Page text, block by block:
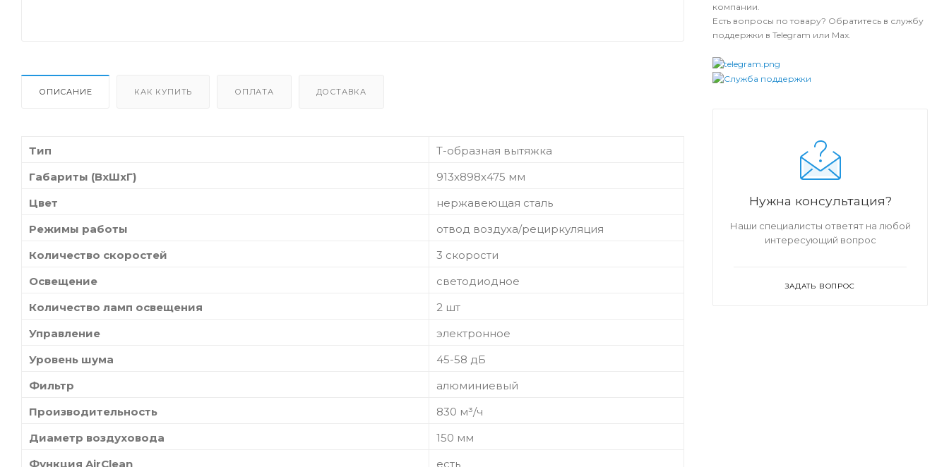
ОПИСАНИЕ КАК КУПИТЬ ОПЛАТА ДОСТАВКА
Тип
Т-образная вытяжка
Габариты (ВхШхГ)
913х898х475 мм
Цвет
нержавеющая сталь
Режимы работы
отвод воздуха/рециркуляция
Количество скоростей
3 скорости
Освещение
светодиодное
Количество ламп освещения
2 шт
Управление
электронное
Уровень шума
45-58 дБ
Фильтр
алюминиевый
Производительность
830 м³/ч
Диаметр воздуховода
150 мм
Функция AirClean
есть
компании.
Есть вопросы по товару? Обратитесь в службу
поддержки в Telegram или Max.
Нужна консультация?
Наши специалисты ответят на любой
интересующий вопрос
ЗАДАТЬ ВОПРОС